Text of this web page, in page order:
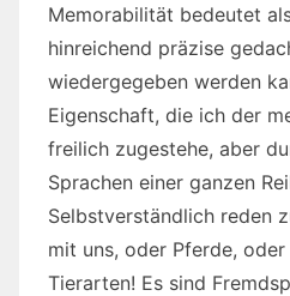
Memorabilität bedeutet
hinreichend präzise
wiedergegeben werden
Eigenschaft, die ich der
freilich zugestehe, aber
Sprachen einer ganzen
Selbstverständlich reden
mit uns, oder Pferde,
Tierarten! Es sind